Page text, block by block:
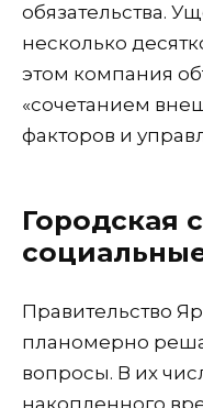
обязательства.
несколько
этом компания
«сочетанием
факторов и
Городская
Правительство
планомерно
вопросы. В их
накопленного